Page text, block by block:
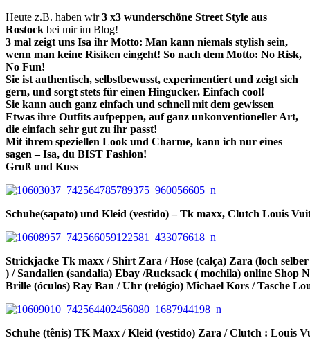
Heute z.B. haben wir3 x3 wunderschöne Street Style aus
Rostock bei mir im Blog!
3 mal zeigt uns Isa ihr Motto: Man kann niemals stylish sein,
wenn man keine Risiken eingeht! So nach dem Motto: No Risk,
No Fun!
Sie ist authentisch, selbstbewusst, experimentiert und zeigt sich
gern, und sorgt stets für einen Hingucker. Einfach cool!
Sie kann auch ganz einfach und schnell mit dem gewissen
Etwas ihre Outfits aufpeppen, auf ganz unkonventioneller Art,
die einfach sehr gut zu ihr passt!
Mit ihrem speziellen Look und Charme, kann ich nur eines
sagen – Isa, du BIST Fashion!
Gruß und Kuss
Schuhe(sapato) und Kleid (vestido) – Tk maxx, Clutch Louis
Strickjacke Tk maxx / Shirt Zara / Hose (calça) Zara (loch
) / Sandalien (sandalia) Ebay /Rucksack ( mochila) online Shop
Brille (óculos) Ray Ban / Uhr (relógio) Michael Kors / Tasche
Schuhe (tênis) TK Maxx / Kleid (vestido) Zara / Clutch : Louis